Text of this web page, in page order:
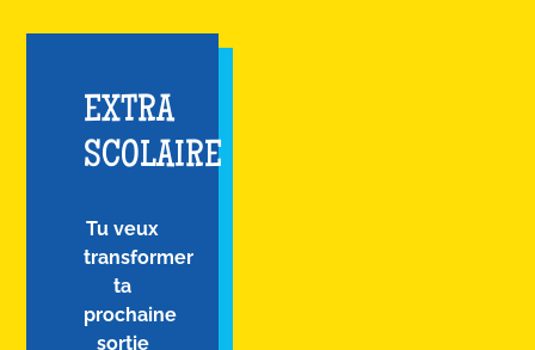
EXTRA
SCOLAIRE
Tu veux
transformer
ta
prochaine
sortie